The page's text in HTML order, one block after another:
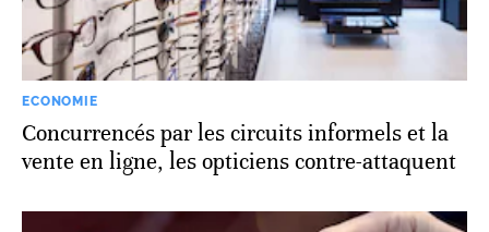
ECONOMIE
Concurrencés par les circuits informels et la
vente en ligne, les opticiens contre-attaquent